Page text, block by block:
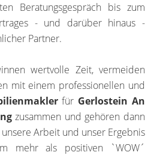
Beratungsgespräch bis zum
- und darüber hinaus -
Partner.
wertvolle Zeit, vermeiden
mit einem professionellen und
für Gerlostein An
zusammen und gehören dann
Arbeit und unser Ergebnis
mehr als positiven `WOW´